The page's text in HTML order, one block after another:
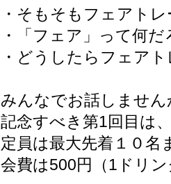
・そもそもフェアト
・「フェア」って何だ
・どうしたらフェア
みんなでお話しません
記念すべき第1回目は
定員は最大先着１０名
会費は500円（1ドリ